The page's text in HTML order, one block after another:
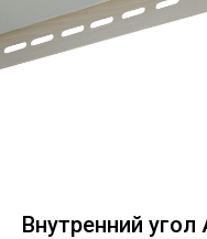
Внутренний